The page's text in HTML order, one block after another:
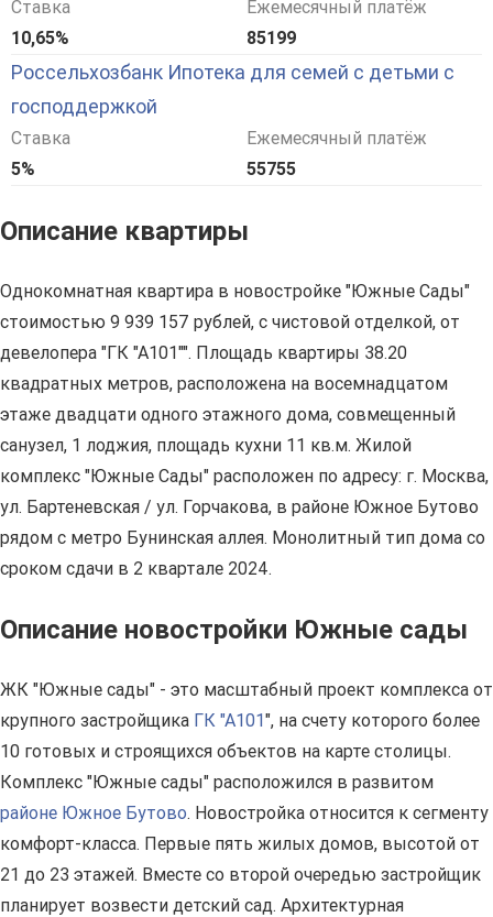
Ставка
10,65%
Ежемесячный платёж
85199
Россельхозбанк Ипотека для семей с детьми с
господдержкой
Ставка
5%
Ежемесячный платёж
55755
Описание квартиры
Однокомнатная квартира в новостройке "Южные Сады"
стоимостью 9 939 157 рублей, с чистовой отделкой, от
девелопера "ГК "А101"". Площадь квартиры 38.20
квадратных метров, расположена на восемнадцатом
этаже двадцати одного этажного дома, совмещенный
санузел, 1 лоджия, площадь кухни 11 кв.м. Жилой
комплекс "Южные Сады" расположен по адресу: г. Москва,
ул. Бартеневская / ул. Горчакова, в районе Южное Бутово
рядом с метро Бунинская аллея. Монолитный тип дома со
сроком сдачи в 2 квартале 2024.
Описание новостройки Южные сады
ЖК "Южные сады" - это масштабный проект комплекса от
крупного застройщика ГК "А101", на счету которого более
10 готовых и строящихся объектов на карте столицы.
Комплекс "Южные сады" расположился в развитом
районе Южное Бутово. Новостройка относится к сегменту
комфорт-класса. Первые пять жилых домов, высотой от
21 до 23 этажей. Вместе со второй очередью застройщик
планирует возвести детский сад. Архитектурная